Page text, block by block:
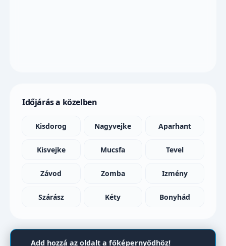
Időjárás a közelben
Kisdorog Nagyvejke Aparhant
Kisvejke Mucsfa Tevel
Závod Zomba Izmény
Szárász Kéty Bonyhád
Add hozzá az oldalt a főképernyődhöz!